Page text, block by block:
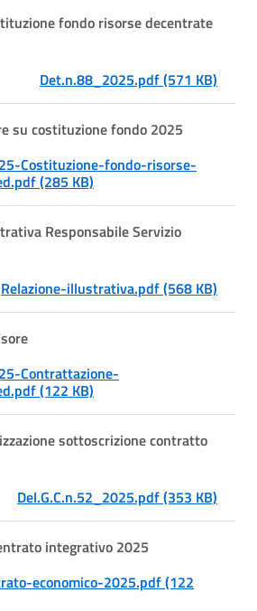
fondo risorse decentrate
Det.n.88_2025.pdf (571 KB)
su costituzione fondo 2025
Costituzione-fondo-risorse-
(285 KB)
Responsabile Servizio
Relazione-illustrativa.pdf (568 KB)
Contrattazione-
(122 KB)
sottoscrizione contratto
Del.G.C.n.52_2025.pdf (353 KB)
integrativo 2025
economico-2025.pdf (122